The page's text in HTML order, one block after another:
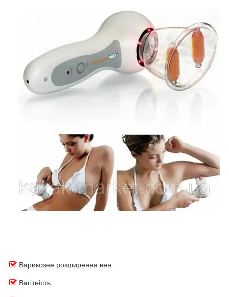
Вагітність,
Варикозне розширення вен.